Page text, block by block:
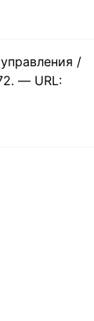
/
— URL: